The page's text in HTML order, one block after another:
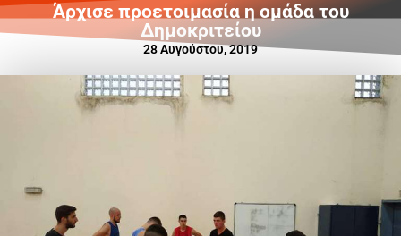
Άρχισε προετοιμασία η ομάδα του
Δημοκριτείου
28 Αυγούστου, 2019